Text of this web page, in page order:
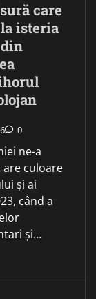
care
isteria
0
ne-a
culoare
și ai
când a
și…